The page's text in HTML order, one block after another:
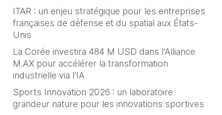
ITAR : un enjeu stratégique pour les entreprises
françaises de défense et du spatial aux États-
Unis
La Corée investira 484 M USD dans l’Alliance
M.AX pour accélérer la transformation
industrielle via l’IA
Sports Innovation 2026 : un laboratoire
grandeur nature pour les innovations sportives